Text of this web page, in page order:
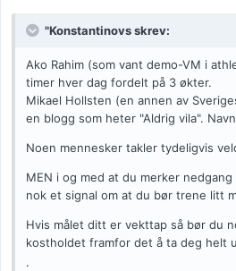
"Konstantinovs skrev:
Ako Rahim (som vant demo-VM i
timer hver dag fordelt på 3 økter.
Mikael Hollsten (en annen av
en blogg som heter "Aldrig vila".
Noen mennesker takler tydeligvis
MEN i og med at du merker
nok et signal om at du bør trene litt
Hvis målet ditt er vekttap så bør du
kostholdet framfor det å ta deg helt
.